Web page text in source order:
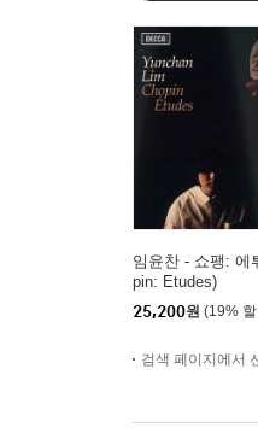
임윤찬 - 쇼팽: 에
pin: Etudes)
25,200원 (19%
검색 페이지에서